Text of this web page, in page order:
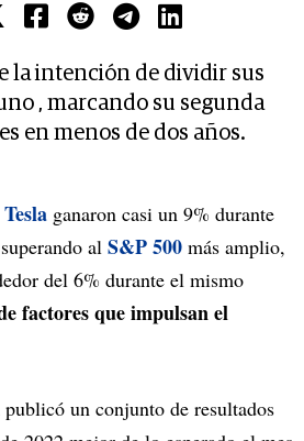
la intención de dividir sus
, marcando su segunda
en menos de dos años.
ganaron casi un 9% durante
al S&P 500 más amplio,
del 6% durante el mismo
factores que impulsan el
un conjunto de resultados